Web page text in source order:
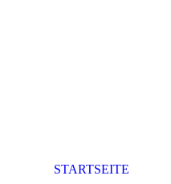
STARTSEITE